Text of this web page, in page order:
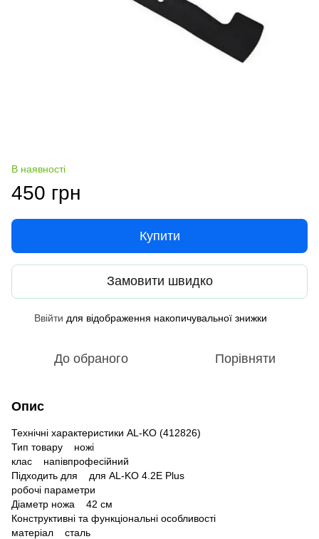
В наявності
450 грн
Купити
Замовити швидко
Ввійти для відображення накопичувальної знижки
До обраного Порівняти
Опис
Технічні характеристики AL-KO (412826)
Тип товару ножі
клас напівпрофесійний
Підходить для для AL-KO 4.2E Plus
робочі параметри
Діаметр ножа 42 см
Конструктивні та функціональні особливості
матеріал сталь